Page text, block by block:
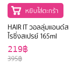
หยิบใส่ตะกร้า
HAIR IT วอลลุ่มแอนด์
ไรซิ่งสเปรย์ 165ml
395฿
219฿